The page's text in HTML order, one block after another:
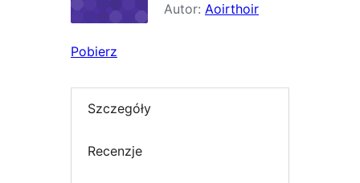
Autor: Aoirthoir
Pobierz
Szczegóły
Recenzje